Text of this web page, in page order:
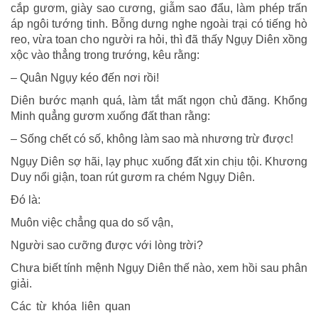
cắp gươm, giày sao cương, giẫm sao đẩu, làm phép trấn
áp ngôi tướng tinh. Bỗng dưng nghe ngoài trại có tiếng hò
reo, vừa toan cho người ra hỏi, thì đã thấy Ngụy Diên xồng
xộc vào thẳng trong trướng, kêu rằng:
– Quân Ngụy kéo đến nơi rồi!
Diên bước mạnh quá, làm tắt mất ngọn chủ đăng. Khổng
Minh quẳng gươm xuống đất than rằng:
– Sống chết có số, không làm sao mà nhương trừ được!
Ngụy Diên sợ hãi, lạy phục xuống đất xin chịu tội. Khương
Duy nổi giận, toan rút gươm ra chém Ngụy Diên.
Đó là:
Muôn việc chẳng qua do số vận,
Người sao cưỡng được với lòng trời?
Chưa biết tính mệnh Ngụy Diên thế nào, xem hồi sau phân
giải.
Các từ khóa liên quan